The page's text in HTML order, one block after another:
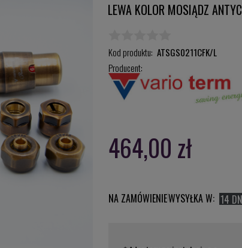
LEWA KOLOR MOSIĄDZ
Kod produktu: ATSGS0211CFK/L
Producent:
464,00 zł
NA ZAMÓWIENIEWYSYŁKA W: 14